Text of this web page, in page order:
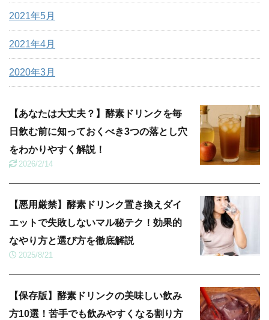
2021年5月
2021年4月
2020年3月
【あなたは大丈夫？】酵素ドリンクを毎
日飲む前に知っておくべき3つの落とし穴
をわかりやすく解説！
2026/2/14
【悪用厳禁】酵素ドリンク置き換えダイ
エットで失敗しないマル秘テク！効果的
なやり方と選び方を徹底解説
2025/8/21
【保存版】酵素ドリンクの美味しい飲み
方10選！苦手でも飲みやすくなる割り方